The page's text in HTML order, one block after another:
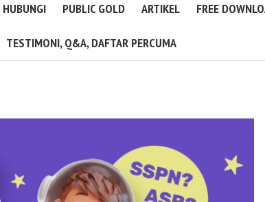
HUBUNGI PUBLIC GOLD ARTIKEL FREE
TESTIMONI, Q&A, DAFTAR PERCUMA